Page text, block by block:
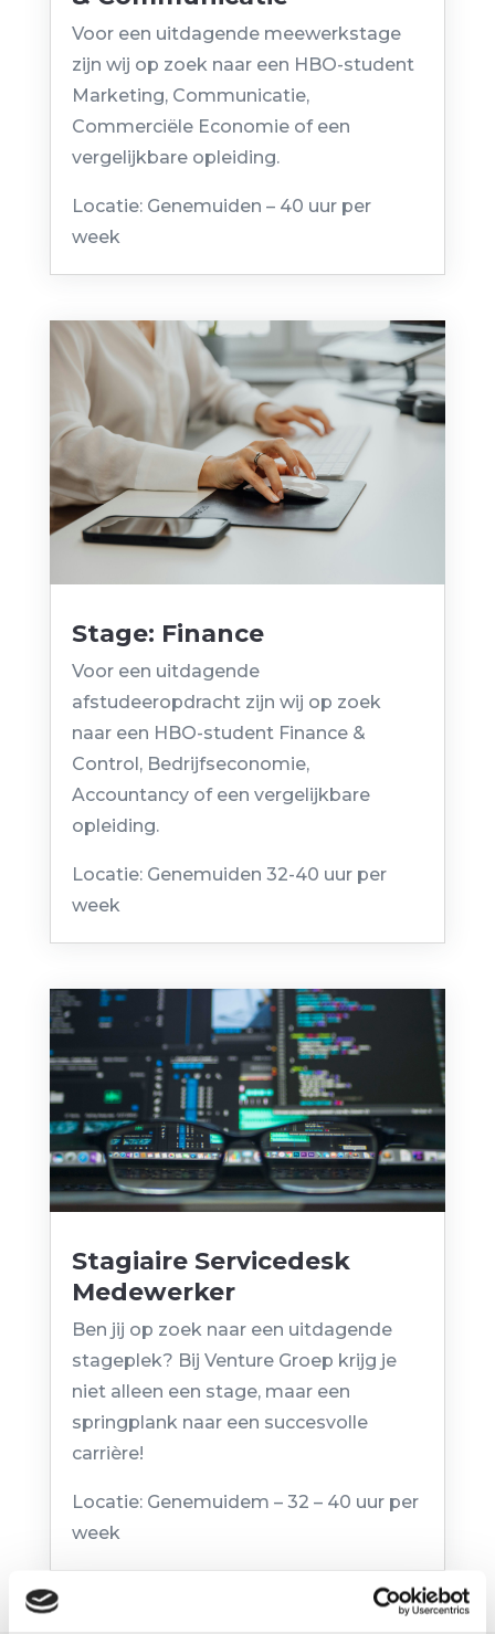
Voor een uitdagende meewerkstage
zijn wij op zoek naar een HBO-student
Marketing, Communicatie,
Commerciële Economie of een
vergelijkbare opleiding.
Locatie: Genemuiden – 40 uur per
week
Stage: Finance
Voor een uitdagende
afstudeeropdracht zijn wij op zoek
naar een HBO-student Finance &
Control, Bedrijfseconomie,
Accountancy of een vergelijkbare
opleiding.
Locatie: Genemuiden 32-40 uur per
week
Stagiaire Servicedesk
Medewerker
Ben jij op zoek naar een uitdagende
stageplek? Bij Venture Groep krijg je
niet alleen een stage, maar een
springplank naar een succesvolle
carrière!
Locatie: Genemuidem – 32 – 40 uur per
week